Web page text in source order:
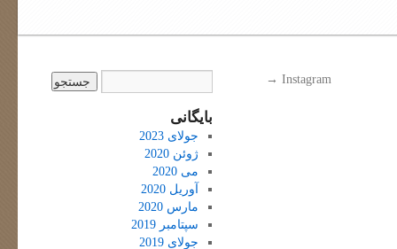
Instagram
→
بایگانی
جولای 2023
ژوئن 2020
می 2020
آوریل 2020
مارس 2020
سپتامبر 2019
جولای 2019